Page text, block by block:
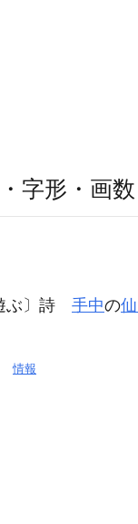
字形・画
ぶ〕詩 手中の
情報